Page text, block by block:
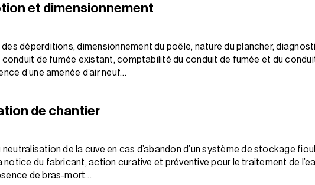
et dimensionnement
déperditions, dimensionnement du poêle, nature du plancher,
conduit de fumée existant, comptabilité du conduit de fumée et du
d’une amenée d’air neuf…
de chantier
neutralisation de la cuve en cas d’abandon d’un système de stockage
du fabricant, action curative et préventive pour le traitement de
de bras-mort…